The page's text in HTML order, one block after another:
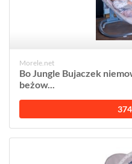
Morele.net
Bo Jungle Bujaczek
beżow...